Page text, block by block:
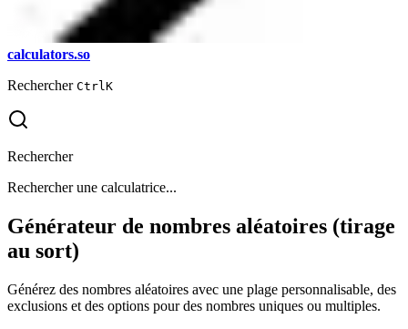
calculators.so
Rechercher CtrlK
Rechercher
Rechercher une calculatrice...
Générateur de nombres aléatoires (tirage
au sort)
Générez des nombres aléatoires avec une plage personnalisable, des
exclusions et des options pour des nombres uniques ou multiples.